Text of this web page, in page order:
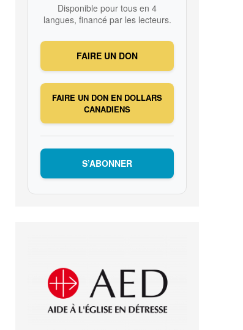
Disponible pour tous en 4
langues, financé par les lecteurs.
FAIRE UN DON
FAIRE UN DON EN DOLLARS
CANADIENS
S’ABONNER